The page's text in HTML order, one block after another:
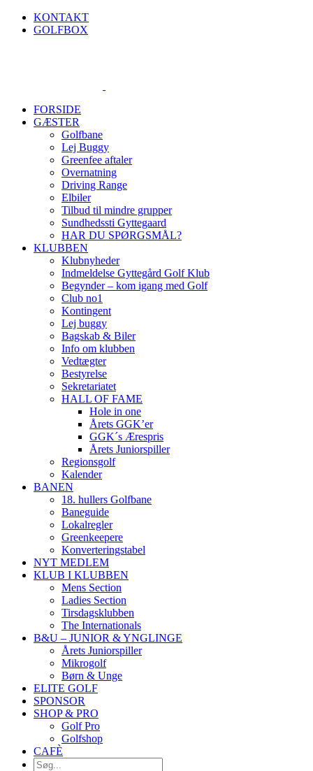
Skip
KONTAKT
GOLFBOX
FORSIDE
GÆSTER
Golfbane
Lej Buggy
Greenfee aftaler
Overnatning
Driving Range
Elbiler
Tilbud til mindre grupper
Sundhedssti Gyttegaard
HAR DU SPØRGSMÅL?
KLUBBEN
Klubnyheder
Indmeldelse Gyttegård Golf Klub
Begynder – kom igang med Golf
Club no1
Kontingent
Lej buggy
Bagskab & Biler
Info om klubben
Vedtægter
Bestyrelse
Sekretariatet
HALL OF FAME
Hole in one
Årets GGK’er
GGK´s Ærespris
Årets Juniorspiller
Regionsgolf
Kalender
BANEN
18. hullers Golfbane
Baneguide
Lokalregler
Greenkeepere
Konverteringstabel
NYT MEDLEM
KLUB I KLUBBEN
Mens Section
Ladies Section
Tirsdagsklubben
The Internationals
B&U – JUNIOR & YNGLINGE
Årets Juniorspiller
Mikrogolf
Børn & Unge
ELITE GOLF
SPONSOR
SHOP & PRO
Golf Pro
Golfshop
CAFÈ
Søg